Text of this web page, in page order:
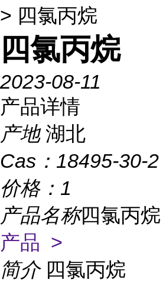
> 四氯丙烷
四氯丙烷
2023-08-11
产品详情
产地 湖北
Cas： 18495-30-2
价格： 1
产品名称四氯丙烷
产品 >
简介 四氯丙烷